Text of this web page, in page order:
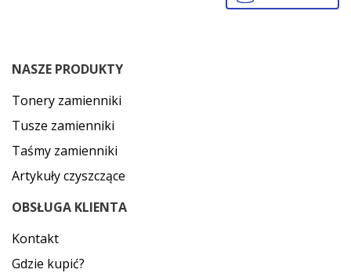
NASZE PRODUKTY
Tonery zamienniki
Tusze zamienniki
Taśmy zamienniki
Artykuły czyszczące
OBSŁUGA KLIENTA
Kontakt
Gdzie kupić?